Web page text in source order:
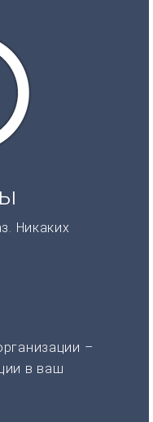
Никаких
–
в ваш